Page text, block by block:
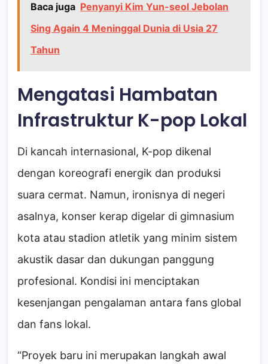
Baca juga Penyanyi Kim Yun-seol Jebolan
Sing Again 4 Meninggal Dunia di Usia 27
Tahun
Mengatasi Hambatan
Infrastruktur K-pop Lokal
Di kancah internasional, K-pop dikenal
dengan koreografi energik dan produksi
suara cermat. Namun, ironisnya di negeri
asalnya, konser kerap digelar di gimnasium
kota atau stadion atletik yang minim sistem
akustik dasar dan dukungan panggung
profesional. Kondisi ini menciptakan
kesenjangan pengalaman antara fans global
dan fans lokal.
“Proyek baru ini merupakan langkah awal